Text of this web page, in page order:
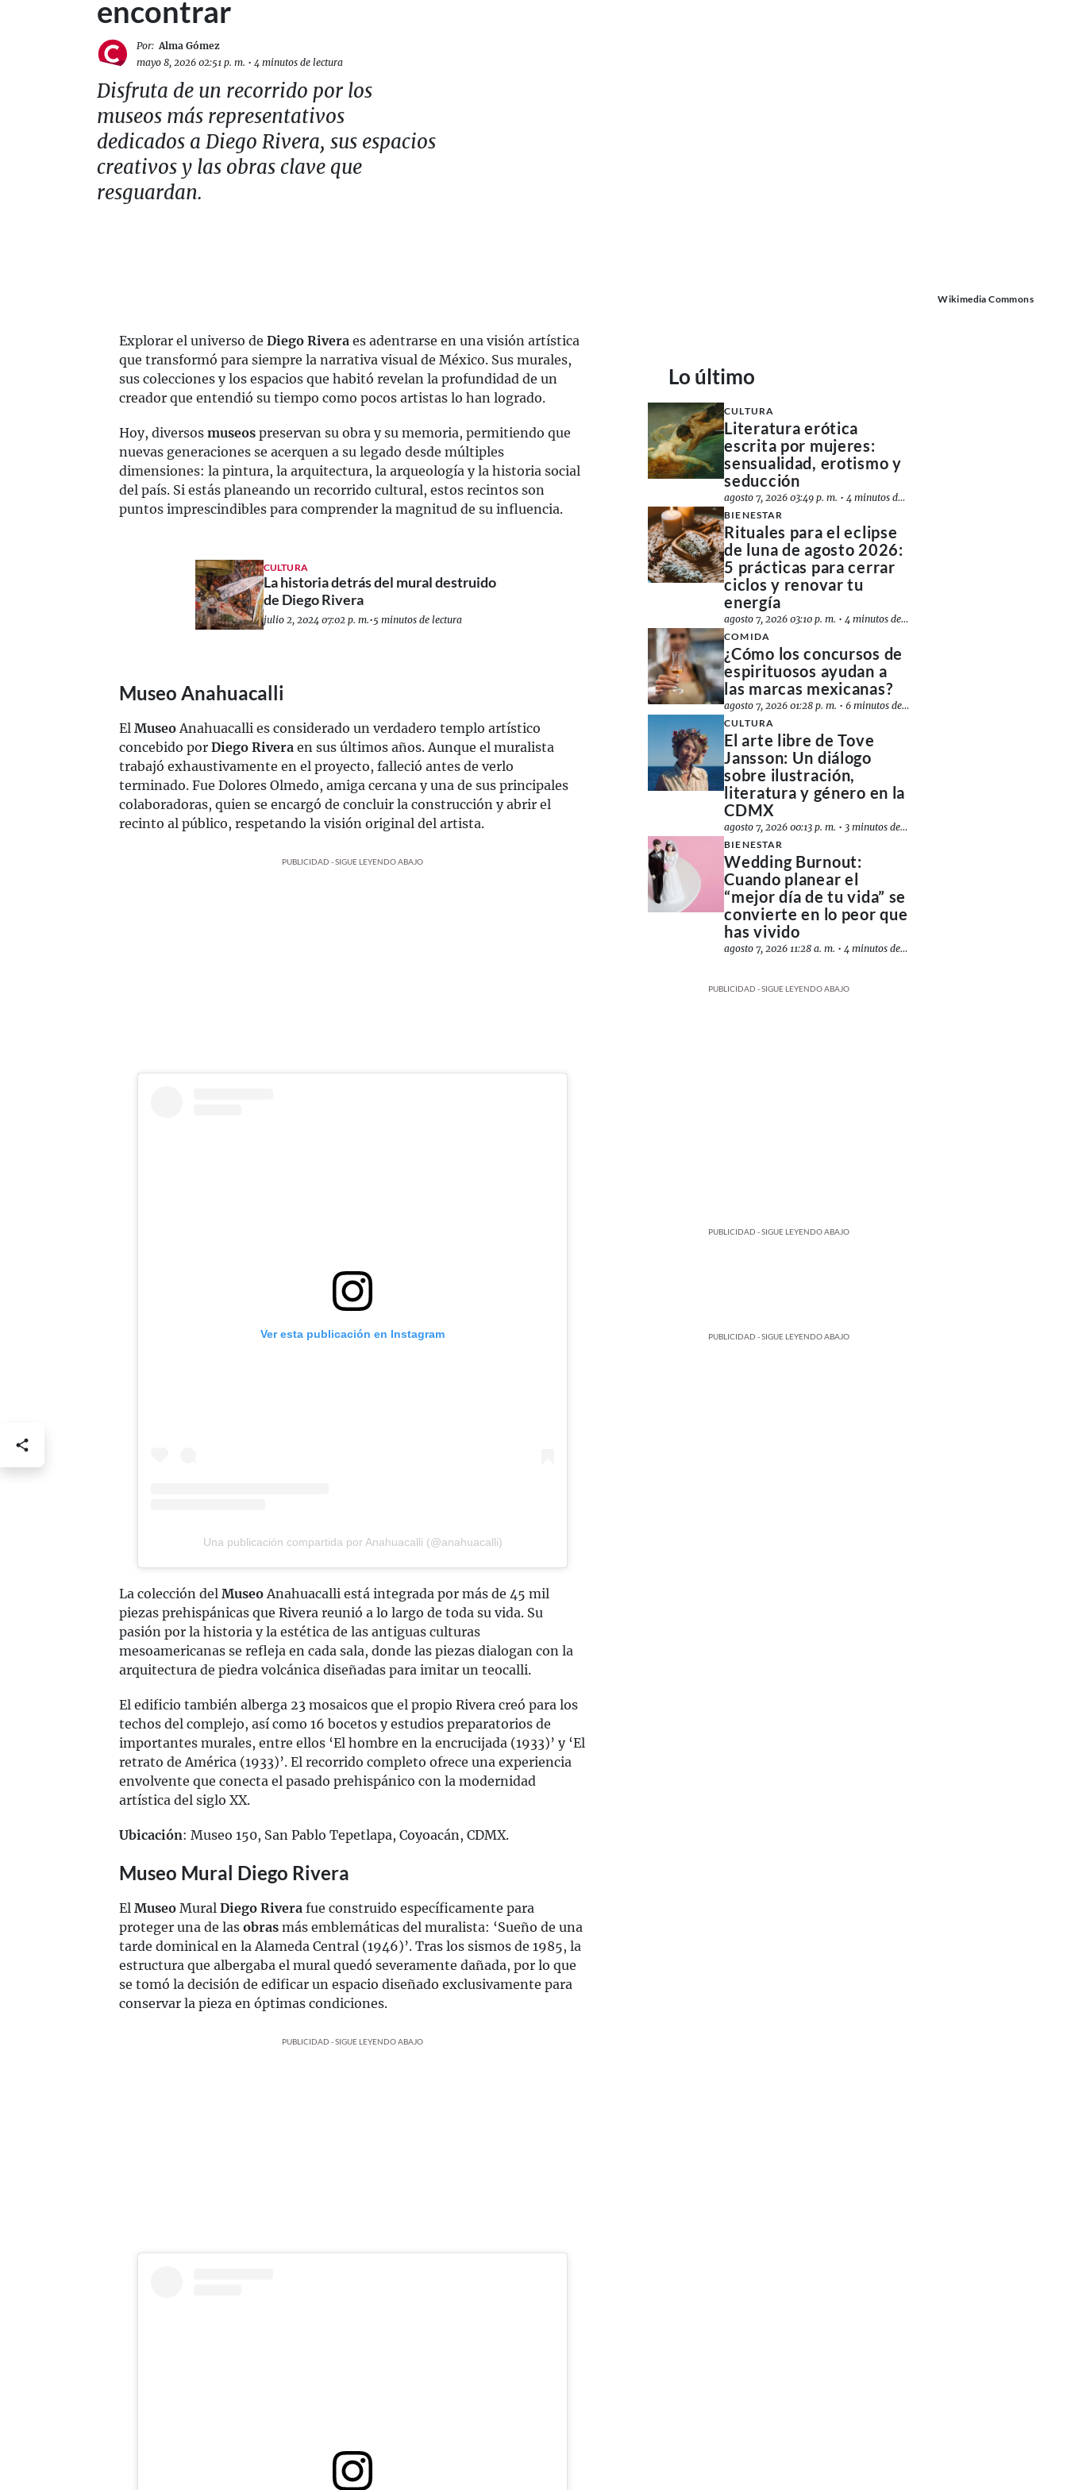
encontrar
Por: Alma Gómez
mayo 8, 2026 02:51 p. m. • 4 minutos de lectura
Disfruta de un recorrido por los
museos más representativos
dedicados a Diego Rivera, sus espacios
creativos y las obras clave que
resguardan.
Wikimedia Commons
Explorar el universo de Diego Rivera es adentrarse en una visión artística
que transformó para siempre la narrativa visual de México. Sus murales,
sus colecciones y los espacios que habitó revelan la profundidad de un
creador que entendió su tiempo como pocos artistas lo han logrado.
Hoy, diversos museos preservan su obra y su memoria, permitiendo que
nuevas generaciones se acerquen a su legado desde múltiples
dimensiones: la pintura, la arquitectura, la arqueología y la historia social
del país. Si estás planeando un recorrido cultural, estos recintos son
puntos imprescindibles para comprender la magnitud de su influencia.
CULTURA
La historia detrás del mural destruido
de Diego Rivera
julio 2, 2024 07:02 p. m.•5 minutos de lectura
Museo Anahuacalli
El MuseoAnahuacalli es considerado un verdadero templo artístico
concebido por Diego Rivera en sus últimos años. Aunque el muralista
trabajó exhaustivamente en el proyecto, falleció antes de verlo
terminado. Fue Dolores Olmedo, amiga cercana y una de sus principales
colaboradoras, quien se encargó de concluir la construcción y abrir el
recinto al público, respetando la visión original del artista.
PUBLICIDAD - SIGUE LEYENDO ABAJO
Ver esta publicación en Instagram
Una publicación compartida por Anahuacalli (@anahuacalli)
La colección del Museo Anahuacalli está integrada por más de 45 mil
piezas prehispánicas que Rivera reunió a lo largo de toda su vida. Su
pasión por la historia y la estética de las antiguas culturas
mesoamericanas se refleja en cada sala, donde las piezas dialogan con la
arquitectura de piedra volcánica diseñadas para imitar un teocalli.
El edificio también alberga 23 mosaicos que el propio Rivera creó para los
techos del complejo, así como 16 bocetos y estudios preparatorios de
importantes murales, entre ellos ‘El hombre en la encrucijada (1933)’ y ‘El
retrato de América (1933)’. El recorrido completo ofrece una experiencia
envolvente que conecta el pasado prehispánico con la modernidad
artística del siglo XX.
Ubicación: Museo 150, San Pablo Tepetlapa, Coyoacán, CDMX.
Museo Mural Diego Rivera
El Museo Mural Diego Rivera fue construido específicamente para
proteger una de las obras más emblemáticas del muralista: ‘Sueño de una
tarde dominical en la Alameda Central (1946)’. Tras los sismos de 1985, la
estructura que albergaba el mural quedó severamente dañada, por lo que
se tomó la decisión de edificar un espacio diseñado exclusivamente para
conservar la pieza en óptimas condiciones.
PUBLICIDAD - SIGUE LEYENDO ABAJO
Lo último
CULTURA
Literatura erótica
escrita por mujeres:
sensualidad, erotismo y
seducción
agosto 7, 2026 03:49 p. m. •4 minutos de lectura
BIENESTAR
Rituales para el eclipse
de luna de agosto 2026:
5 prácticas para cerrar
ciclos y renovar tu
energía
agosto 7, 2026 03:10 p. m. •4 minutos de lectura
COMIDA
¿Cómo los concursos de
espirituosos ayudan a
las marcas mexicanas?
agosto 7, 2026 01:28 p. m. •6 minutos de lectura
CULTURA
El arte libre de Tove
Jansson: Un diálogo
sobre ilustración,
literatura y género en la
CDMX
agosto 7, 2026 00:13 p. m. • 3 minutos de lectura
BIENESTAR
Wedding Burnout:
Cuando planear el
“mejor día de tu vida” se
convierte en lo peor que
has vivido
agosto 7, 2026 11:28 a. m. •4 minutos de lectura
PUBLICIDAD - SIGUE LEYENDO ABAJO
PUBLICIDAD - SIGUE LEYENDO ABAJO
PUBLICIDAD - SIGUE LEYENDO ABAJO